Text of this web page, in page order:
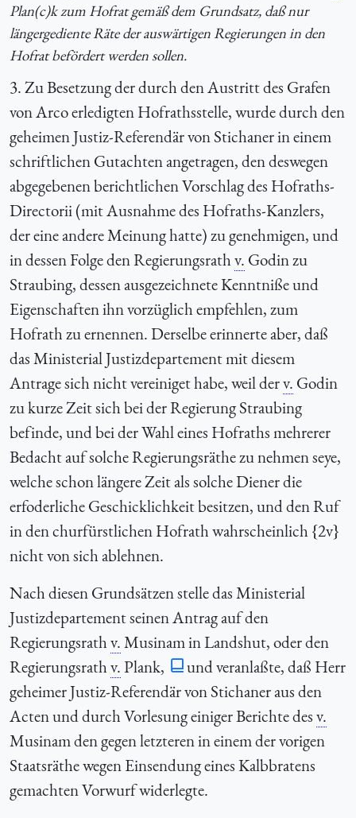
Plan(c)k zum Hofrat gemäß dem Grundsatz, daß nur
längergediente Räte der auswärtigen Regierungen in den
Hofrat befördert werden sollen.
3. Zu Besetzung der durch den Austritt des Grafen
von Arco erledigten Hofrathsstelle, wurde durch den
geheimen Justiz-Referendär von Stichaner in einem
schriftlichen Gutachten angetragen, den deswegen
abgegebenen berichtlichen Vorschlag des Hofraths-
Directorii (mit Ausnahme des Hofraths-Kanzlers,
der eine andere Meinung hatte) zu genehmigen, und
in dessen Folge den Regierungsrathv. Godin zu
Straubing, dessen ausgezeichnete Kenntniße und
Eigenschaften ihn vorzüglich empfehlen, zum
Hofrath zu ernennen. Derselbe erinnerte aber, daß
das Ministerial Justizdepartement mit diesem
Antrage sich nicht vereiniget habe, weil derv. Godin
zu kurze Zeit sich bei der Regierung Straubing
befinde, und bei der Wahl eines Hofraths mehrerer
Bedacht auf solche Regierungsräthe zu nehmen seye,
welche schon längere Zeit als solche Diener die
erfoderliche Geschicklichkeit besitzen, und den Ruf
in den churfürstlichen Hofrath wahrscheinlich {2v}
nicht von sich ablehnen.
Nach diesen Grundsätzen stelle das Ministerial
Justizdepartement seinen Antrag auf den
Regierungsrathv.Musinam in Landshut, oder den
Regierungsrathv.Plank,
und veranlaßte, daß Herr
geheimer Justiz-Referendär von Stichaner aus den
Acten und durch Vorlesung einiger Berichte desv.
Musinam den gegen letzteren in einem der vorigen
Staatsräthe wegen Einsendung eines Kalbbratens
gemachten Vorwurf widerlegte.